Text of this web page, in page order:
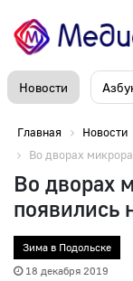
Новости
Главная Новости
Во дворах
Во дворах
появились
Зима в Подольске
18 декабря 2019